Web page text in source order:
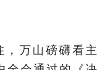
，万山磅礴看主